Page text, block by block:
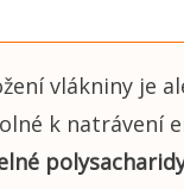
vlákniny je
k natrávení